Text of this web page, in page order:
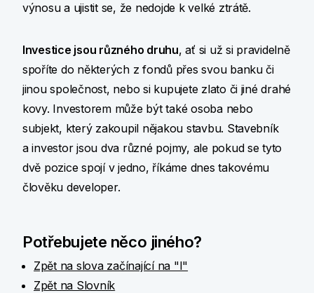
výnosu a ujistit se, že nedojde k velké ztrátě.
Investice jsou různého druhu, ať si už si pravidelně
spoříte do některých z fondů přes svou banku či
jinou společnost, nebo si kupujete zlato či jiné drahé
kovy. Investorem může být také osoba nebo
subjekt, který zakoupil nějakou stavbu. Stavebník
a investor jsou dva různé pojmy, ale pokud se tyto
dvě pozice spojí v jedno, říkáme dnes takovému
člověku developer.
Potřebujete něco jiného?
Zpět na slova začínající na "I"
Zpět na Slovník